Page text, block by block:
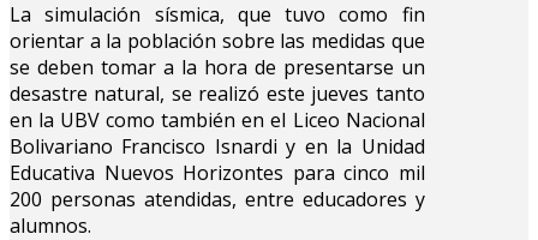
La simulación sísmica, que tuvo como fin
orientar a la población sobre las medidas que
se deben tomar a la hora de presentarse un
desastre natural, se realizó este jueves tanto
en la UBV como también en el Liceo Nacional
Bolivariano Francisco Isnardi y en la Unidad
Educativa Nuevos Horizontes para cinco mil
200 personas atendidas, entre educadores y
alumnos.